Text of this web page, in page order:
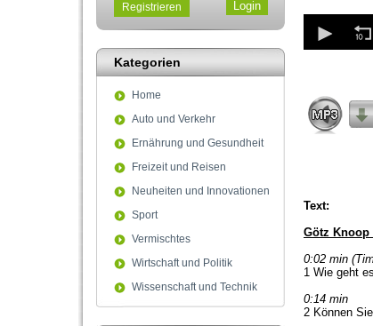
Registrieren
Kategorien
Home
Auto und Verkehr
Ernährung und Gesundheit
Freizeit und Reisen
Neuheiten und Innovationen
Sport
Vermischtes
Wirtschaft und Politik
Wissenschaft und Technik
seconds
of
seconds
90%
Text:
Götz Knoop
0:02 min
1 Wie geht
0:14 min
2 Können